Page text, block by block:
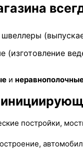
швеллеры
(изготовление
и
постройки,